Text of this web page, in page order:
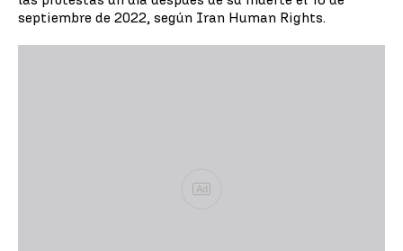
septiembre de 2022, según Iran Human Rights.
Ad